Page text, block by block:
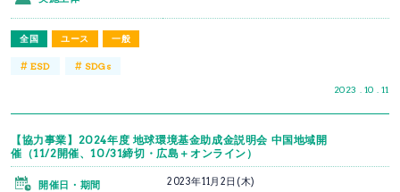
全国 ユース 一般
2023 . 10 . 11
#ESD # SDGs
【協力事業】2024年度 地球環境基金助成金説明会 中国地域開
催（11/2開催、10/31締切・広島＋オンライン）
開催日・期間 2023年11月2日(木)